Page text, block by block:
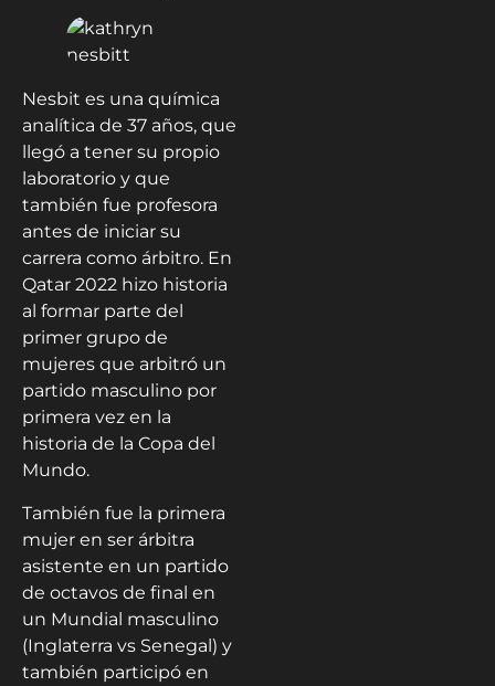
Nesbit es una química
analítica de 37 años, que
llegó a tener su propio
laboratorio y que
también fue profesora
antes de iniciar su
carrera como árbitro. En
Qatar 2022 hizo historia
al formar parte del
primer grupo de
mujeres que arbitró un
partido masculino por
primera vez en la
historia de la Copa del
Mundo.
También fue la primera
mujer en ser árbitra
asistente en un partido
de octavos de final en
un Mundial masculino
(Inglaterra vs Senegal) y
también participó en